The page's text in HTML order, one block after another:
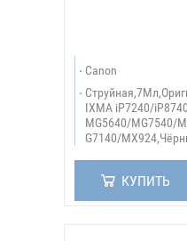
Canon
IXMA iP7240/
MG5640/MG7540/
G7140/
КУПИТЬ